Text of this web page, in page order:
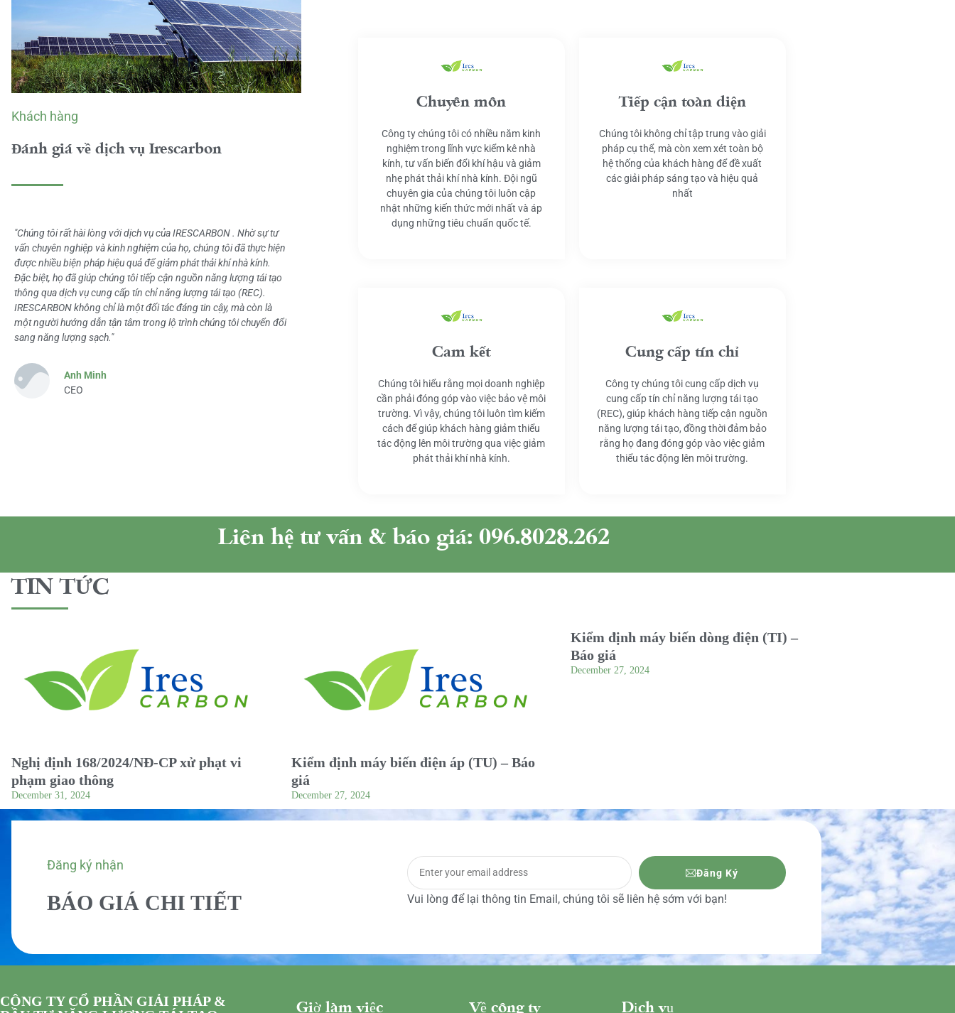
Khách hàng
Đánh giá về dịch vụ Irescarbon
"Chúng tôi rất hài lòng với dịch vụ của IRESCARBON . Nhờ sự tư
vấn chuyên nghiệp và kinh nghiệm của họ, chúng tôi đã thực hiện
được nhiều biện pháp hiệu quả để giảm phát thải khí nhà kính.
Đặc biệt, họ đã giúp chúng tôi tiếp cận nguồn năng lượng tái tạo
thông qua dịch vụ cung cấp tín chỉ năng lượng tái tạo (REC).
IRESCARBON không chỉ là một đối tác đáng tin cậy, mà còn là
một người hướng dẫn tận tâm trong lộ trình chúng tôi chuyển đổi
sang năng lượng sạch."
Anh Minh
CEO
Chuyên môn
Công ty chúng tôi có nhiều năm kinh
nghiệm trong lĩnh vực kiểm kê nhà
kính, tư vấn biến đổi khí hậu và giảm
nhẹ phát thải khí nhà kính. Đội ngũ
chuyên gia của chúng tôi luôn cập
nhật những kiến thức mới nhất và áp
dụng những tiêu chuẩn quốc tế.
Tiếp cận toàn diện
Chúng tôi không chỉ tập trung vào giải
pháp cụ thể, mà còn xem xét toàn bộ
hệ thống của khách hàng để đề xuất
các giải pháp sáng tạo và hiệu quả
nhất
Cam kết
Chúng tôi hiểu rằng mọi doanh nghiệp
cần phải đóng góp vào việc bảo vệ môi
trường. Vì vậy, chúng tôi luôn tìm kiếm
cách để giúp khách hàng giảm thiểu
tác động lên môi trường qua việc giảm
phát thải khí nhà kính.
Cung cấp tín chỉ
Công ty chúng tôi cung cấp dịch vụ
cung cấp tín chỉ năng lượng tái tạo
(REC), giúp khách hàng tiếp cận nguồn
năng lượng tái tạo, đồng thời đảm bảo
rằng họ đang đóng góp vào việc giảm
thiểu tác động lên môi trường.
Liên hệ tư vấn & báo giá: 096.8028.262
TIN TỨC
Nghị định 168/2024/NĐ-CP xử phạt vi
phạm giao thông
December 31, 2024
Kiểm định máy biến điện áp (TU) – Báo
giá
December 27, 2024
Kiểm định máy biến dòng điện (TI) –
Báo giá
December 27, 2024
Đăng ký nhận
BÁO GIÁ CHI TIẾT
Đăng Ký
Vui lòng để lại thông tin Email, chúng tôi sẽ liên hệ sớm với bạn!
CÔNG TY CỔ PHẦN GIẢI PHÁP &
Giờ làm việc Về công ty Dịch vụ